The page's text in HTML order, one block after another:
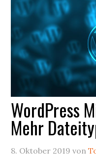
WordPress
Mehr
8. Oktober 2019 von